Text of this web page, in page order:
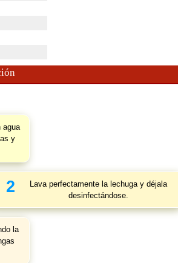
agua
y
2
Lava perfectamente la lechuga y déjala
desinfectándose.
la